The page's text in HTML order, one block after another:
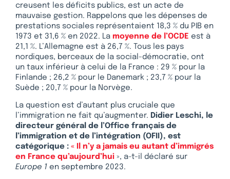
creusent les déficits publics, est un acte de
mauvaise gestion. Rappelons que les dépenses de
prestations sociales représentaient 18,3 % du PIB en
1973 et 31,6 % en 2022. La moyenne de l’OCDE est à
21,1 %. L’Allemagne est à 26,7 %. Tous les pays
nordiques, berceaux de la social-démocratie, ont
un taux inférieur à celui de la France : 29 % pour la
Finlande ; 26,2 % pour le Danemark ; 23,7 % pour la
Suède ; 20,7 % pour la Norvège.
La question est d’autant plus cruciale que
l’immigration ne fait qu’augmenter. Didier Leschi, le
directeur général de l’Office français de
l’immigration et de l’intégration (OFII), est
catégorique : « Il n’y a jamais eu autant d’immigrés
en France qu’aujourd’hui », a-t-il déclaré sur
Europe 1 en septembre 2023.